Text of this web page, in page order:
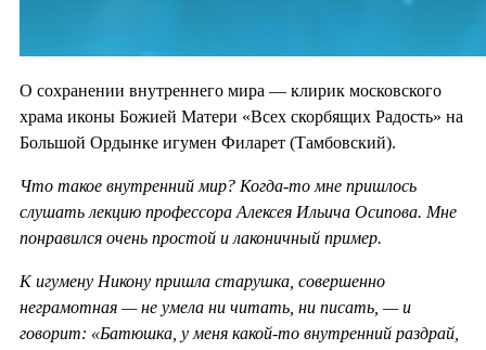
О сохранении внутреннего мира — клирик московского
храма иконы Божией Матери «Всех скорбящих Радость» на
Большой Ордынке игумен Филарет (Тамбовский).
Что такое внутренний мир? Когда-то мне пришлось
слушать лекцию профессора Алексея Ильича Осипова. Мне
понравился очень простой и лаконичный пример.
К игумену Никону пришла старушка, совершенно
неграмотная — не умела ни читать, ни писать, — и
говорит: «Батюшка, у меня какой-то внутренний раздрай,